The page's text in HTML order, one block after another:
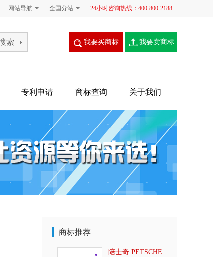
网站导航 全国分站 24小时咨询热线：400-800-2188
我要买商标 我要卖商标
专利申请 商标查询 关于我们
商标推荐
陪士奇 PETSCHE